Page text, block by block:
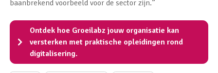
baanbrekend voorbeeld voor de sector zijn.”
Ontdek hoe Groeilabz jouw organisatie kan
versterken met praktische opleidingen rond
digitalisering.